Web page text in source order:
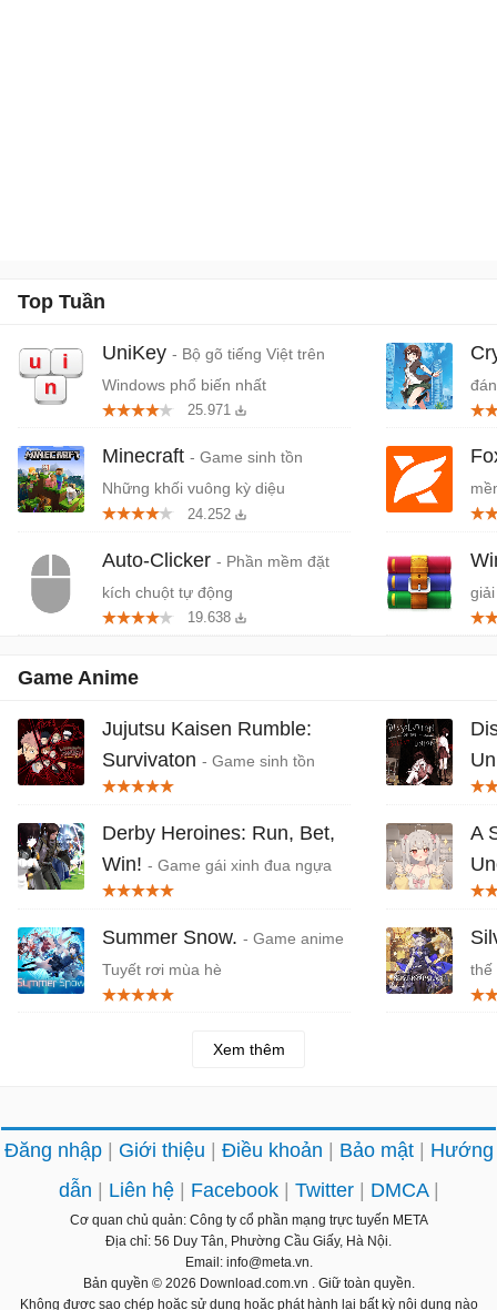
Top Tuần
UniKey - Bộ gõ tiếng Việt trên
Windows phổ biến nhất
25.971
Minecraft - Game sinh tồn
Những khối vuông kỳ diệu
24.252
Auto-Clicker - Phần mềm đặt
kích chuột tự động
19.638
Game Anime
Jujutsu Kaisen Rumble:
Survivaton - Game sinh tồn
Jujutsu Kaisen x Vampire Survivors
Derby Heroines: Run, Bet,
Win! - Game gái xinh đua ngựa
giống Uma Musume
Summer Snow. - Game anime
Tuyết rơi mùa hè
A
thế
Xem thêm
Đăng nhập Giới thiệu Điều khoản Bảo mật
Hướng
dẫn
Liên hệ Facebook Twitter DMCA
Cơ quan chủ quản: Công ty cổ phần mạng trực tuyến META
Địa chỉ: 56 Duy Tân, Phường Cầu Giấy, Hà Nội.
Email: info@meta.vn.
Bản quyền © 2026 Download.com.vn . Giữ toàn quyền.
Không được sao chép hoặc sử dụng hoặc phát hành lại bất kỳ nội dung nào